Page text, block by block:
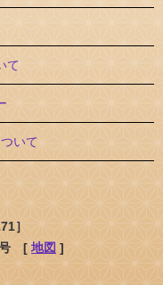
て
いて
］
号 [ 地図 ]